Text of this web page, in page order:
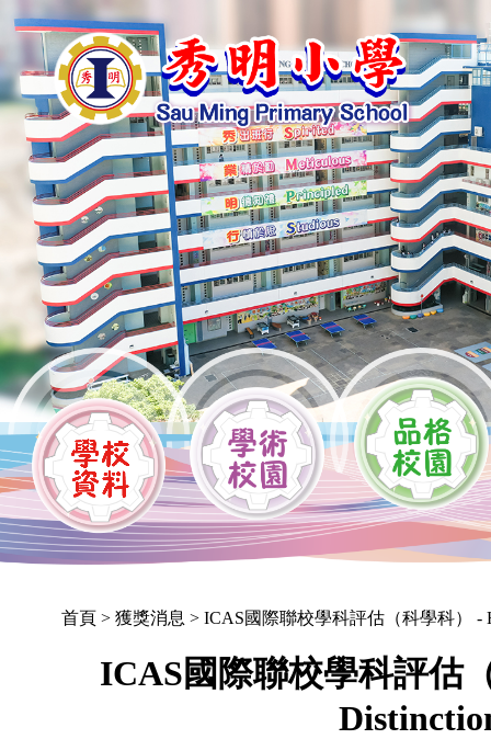
首頁> 獲獎消息 > ICAS國際聯校學科評估（科學科） -
ICAS國際聯校學科評估